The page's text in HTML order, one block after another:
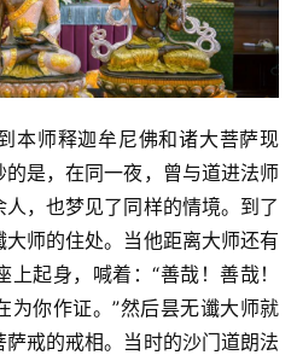
本师释迦牟尼佛和诸大菩萨现
是，在同一夜，曾与道进法师
，也梦见了同样的情境。到了
师的住处。当他距离大师还有
起身，喊着：“善哉！善哉！
为你作证。”然后昙无谶大师就
戒的戒相。当时的沙门道朗法